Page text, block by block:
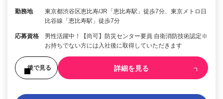
勤務地
東京都渋谷区恵比寿/JR「恵比寿駅」徒歩7分、東京メトロ日
比谷線「恵比寿駅」徒歩7分
応募資格
男性活躍中！【尚可】防災センター要員 自衛消防技術認定※
お持ちでない方には入社後に取得していただきます
後で見る 詳細を見る